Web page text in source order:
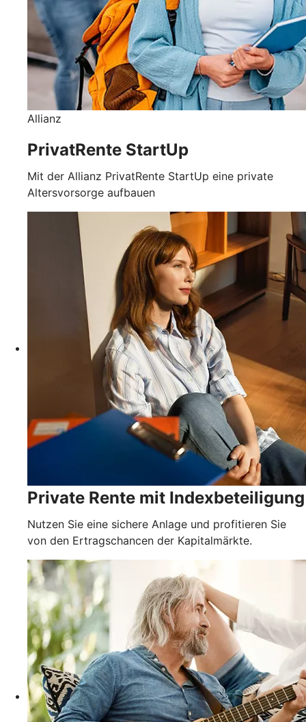
Allianz
PrivatRente StartUp
Mit der Allianz PrivatRente StartUp eine private
Altersvorsorge aufbauen
Private Rente mit Indexbeteiligung
Nutzen Sie eine sichere Anlage und profitieren Sie
von den Ertragschancen der Kapitalmärkte.